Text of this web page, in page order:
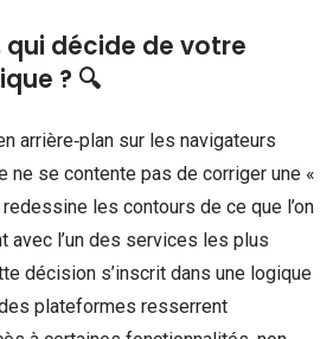
décide de votre
? 🔍
arrière‑plan sur les navigateurs
ne se contente pas de corriger une «
les contours de ce que l’on
avec l’un des services les plus
décision s’inscrit dans une logique
plateformes resserrent